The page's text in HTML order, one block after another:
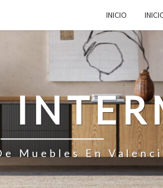
INICIO
Muebles En